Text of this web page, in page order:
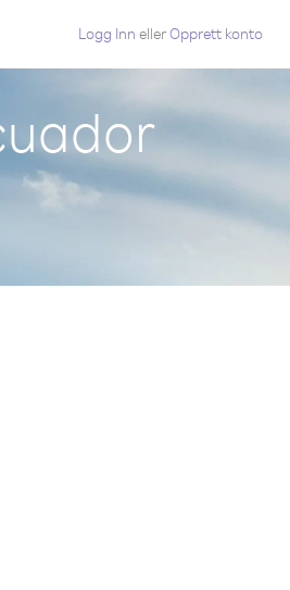
Logg Inn ellerOpprett konto